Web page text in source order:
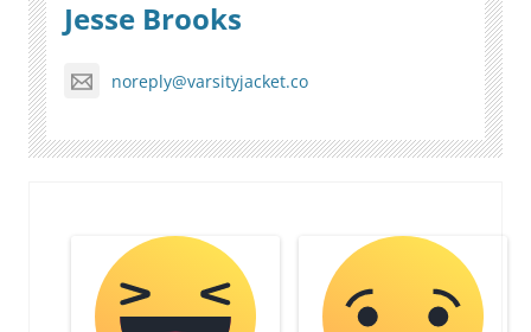
Jesse Brooks
noreply@varsityjacket.co